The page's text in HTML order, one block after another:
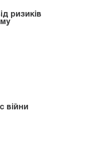
ризиків
війни